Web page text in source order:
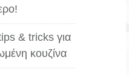
& tricks για
κουζίνα